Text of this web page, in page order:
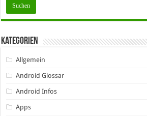
Kategorien
Allgemein
Android Glossar
Android Infos
Apps